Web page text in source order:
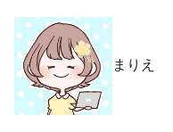
まりえ